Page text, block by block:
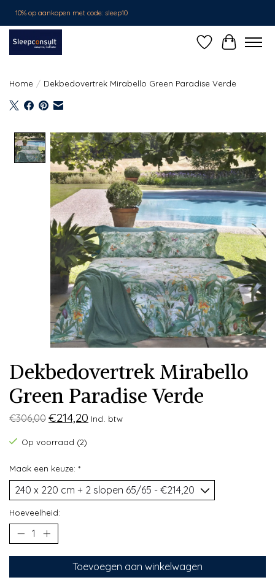
10% op aankopen met code: sleep10
Verlanglijst
Home / Dekbedovertrek Mirabello Green Paradise Verde
Product image slideshow Items
Dekbedovertrek Mirabello
Green Paradise Verde
€306,00 €214,20 Incl. btw
Op voorraad (2)
Maak een keuze: *
Hoeveelheid:
Toevoegen aan winkelwagen